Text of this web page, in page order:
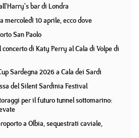
bar di Londra
mercoledì 10 aprile, ecco dove
San Paolo
di Katy Perry al Cala di Volpe di
Sardegna 2026 a Cala dei Sardi
del Silent Sardinia Festival
per il futuro tunnel sottomarino:
a Olbia, sequestrati caviale,